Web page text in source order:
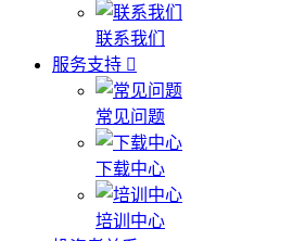
联系我们
服务支持
常见问题
下载中心
培训中心